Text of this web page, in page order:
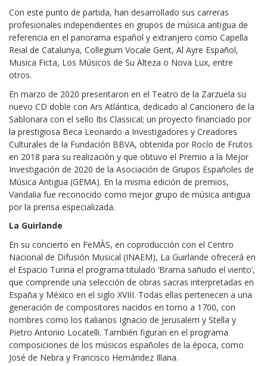
Con este punto de partida, han desarrollado sus carreras
profesionales independientes en grupos de música antigua de
referencia en el panorama español y extranjero como Capella
Reial de Catalunya, Collegium Vocale Gent, Al Ayre Español,
Musica Ficta, Los Músicos de Su Alteza o Nova Lux, entre
otros.
En marzo de 2020 presentaron en el Teatro de la Zarzuela su
nuevo CD doble con Ars Atlántica, dedicado al Cancionero de la
Sablonara con el sello Ibs Classical; un proyecto financiado por
la prestigiosa Beca Leonardo a Investigadores y Creadores
Culturales de la Fundación BBVA, obtenida por Rocío de Frutos
en 2018 para su realización y que obtuvo el Premio a la Mejor
Investigación de 2020 de la Asociación de Grupos Españoles de
Música Antigua (GEMA). En la misma edición de premios,
Vandalia fue reconocido como mejor grupo de música antigua
por la prensa especializada.
La Guirlande
En su concierto en FeMÀS, en coproducción con el Centro
Nacional de Difusión Musical (INAEM), La Guirlande ofrecerá en
el Espacio Turina el programa titulado ‘Brama sañudo el viento’,
que comprende una selección de obras sacras interpretadas en
España y México en el siglo XVIII. Todas ellas pertenecen a una
generación de compositores nacidos en torno a 1700, con
nombres como los italianos Ignacio de Jerusalem y Stella y
Pietro Antonio Locatelli. También figuran en el programa
composiciones de los músicos españoles de la época, como
José de Nebra y Francisco Hernández Illana.